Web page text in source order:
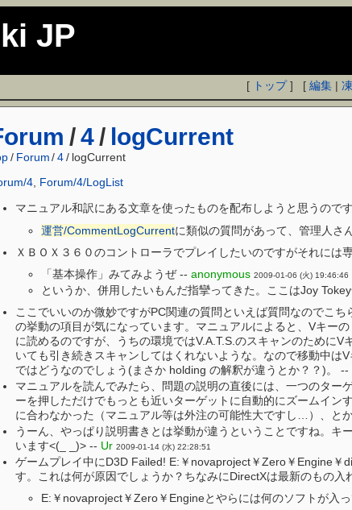
JP
[ トップ] [編集 |
/4 / logCurrent
/ Forum / 4/ logCurrent
4, Forum/4/LogList
マニュアル和訳にある文章を使ったものを配布しようと思うので
運営/CommentLogCurrentに類似の質問があって、管理人さ
ＸＢＯＸ３６０のコントローラでプレイしたいのですがそれに
「基本操作」みてみようぜ -- anonymous 2009-01-06 (火) 19:46:46
というか、併用したいもんだ指攣ってきた。ここはJoy
ここでいいのか微妙ですがPC関連の質問といえば質問なのでこ
の挙動の項目が気になっています。マニュアルによると、Vキー
に読めるのですが、うちの環境ではV.A.T.S.のスキャンのために
いても引き続きスキャンしてはくれないような。なので移動中
ではどうなのでしょう(まさか holding の解釈が違うとか？？)。 --
マニュアルを読んでみたら、問題の説明の直後には、一つのタ
ーを押しただけでもっとも近いターゲットに自動的にズームイ
に合わなかった（マニュアル等は外注の可能性大ですし…）、と
うーん、やっぱり説明書きとは挙動が違うということですね。
います<(_ _)> -- Ur 2009-01-14 (水) 22:28:51
ゲームプレイ中にD3D Failed! E:￥novaproject￥Zero￥Engine
す。これは何が原因でしょうか？ちなみにDirectXは最新のもの入
E:￥novaproject￥Zero￥Engineとやらには何のソフトが入